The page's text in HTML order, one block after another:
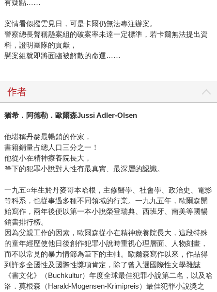
有疑點……
案情看似撥雲見日，可是卡爾仍無法專注辦案。
警察總長聲稱懸案組的破案率未達一定標準，若卡爾無法提出資
料，證明團隊的貢獻，
懸案組就即將面臨被解散的命運……
作者
猶希．阿德勒．歐爾森Jussi Adler-Olsen
他堪稱丹麥最暢銷的作家，
書籍銷量占總人口三分之一！
他從小在精神療養院長大，
筆下的犯罪小說對人性有最真實、最深層的認識。
一九五○年生於丹麥哥本哈根，主修醫學、社會學、政治史、電影
等科系，也從事過多種不同領域的行業。一九九五年，歐爾森開
始寫作，兩年後便以第一本小說榮登瑞典、西班牙、南美等國暢
銷書排行榜。
因為父親工作的因素，歐爾森從小在精神療養院長大，這段特殊
的童年經歷使他日後創作犯罪小說時重視心理層面、人物刻畫，
而不以常見的暴力情節為筆下的主軸。歐爾森寫作以來，作品得
到許多全國性及國際性獎項肯定，除了曾入選國際性文學雜誌
《書文化》（Buchkultur）年度全球最佳犯罪小說第二名，以及哈
洛．莫根森（Harald-Mogensen-Krimipreis）最佳犯罪小說獎之